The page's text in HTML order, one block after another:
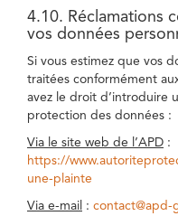
4.10. Réclamations
vos données
Si vous estimez que vos
traitées conformément
avez le droit d’introduire
protection des données :
Via le site web de l’APD :
https://
une-plainte
Via e-mail : contact@apd-